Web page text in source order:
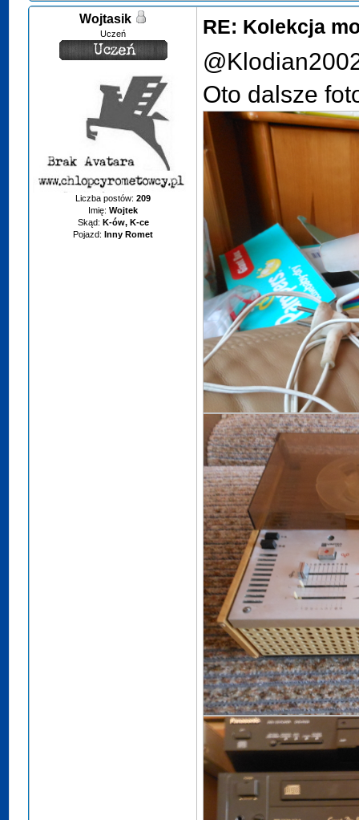
Wojtasik
Uczeń
Liczba postów:209
Imię: Wojtek
Skąd: K-ów, K-ce
Pojazd: Inny Romet
RE: Kolekcja
Oto dalsze